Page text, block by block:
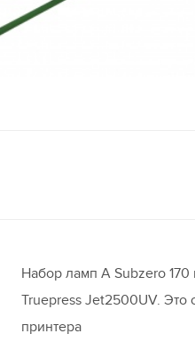
Набор ламп A Subzero
Truepress Jet2500UV. Это
принтера